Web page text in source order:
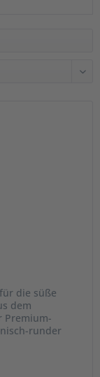
die süße
dem
Premium-
runder